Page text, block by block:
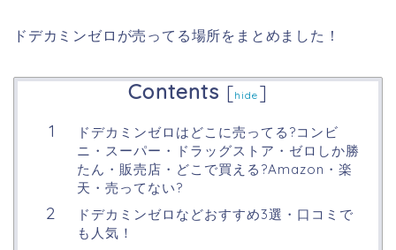
ドデカミンゼロが売ってる場所をまとめました！
Contents [hide ]
ドデカミンゼロはどこに売ってる?コンビ
ニ・スーパー・ドラッグストア・ゼロしか勝
たん・販売店・どこで買える?Amazon・楽
天・売ってない?
ドデカミンゼロなどおすすめ3選・口コミで
も人気！